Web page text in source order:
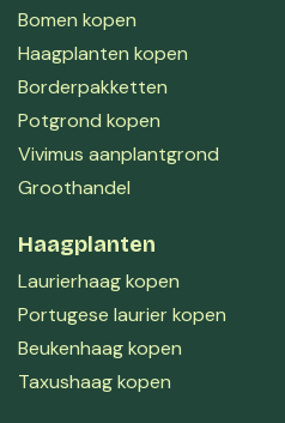
Bomen kopen
Haagplanten kopen
Borderpakketten
Potgrond kopen
Vivimus aanplantgrond
Groothandel
Haagplanten
Laurierhaag kopen
Portugese laurier kopen
Beukenhaag kopen
Taxushaag kopen